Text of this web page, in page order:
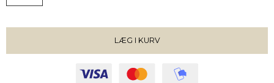
LÆG I KURV
VÆLG STØRRELSE